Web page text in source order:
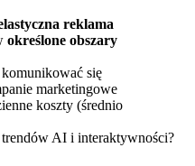
reklama
określone obszary
komunikować się
marketingowe
koszty (średnio
AI i interaktywności?